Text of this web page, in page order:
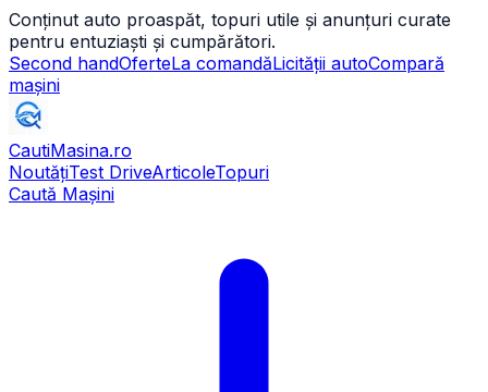
Conținut auto proaspăt, topuri utile și anunțuri curate
pentru entuziaști și cumpărători.
Second handOferteLa comandăLicității autoCompară
mașini
CautiMasina.ro
NoutățiTest DriveArticoleTopuri
Caută Mașini